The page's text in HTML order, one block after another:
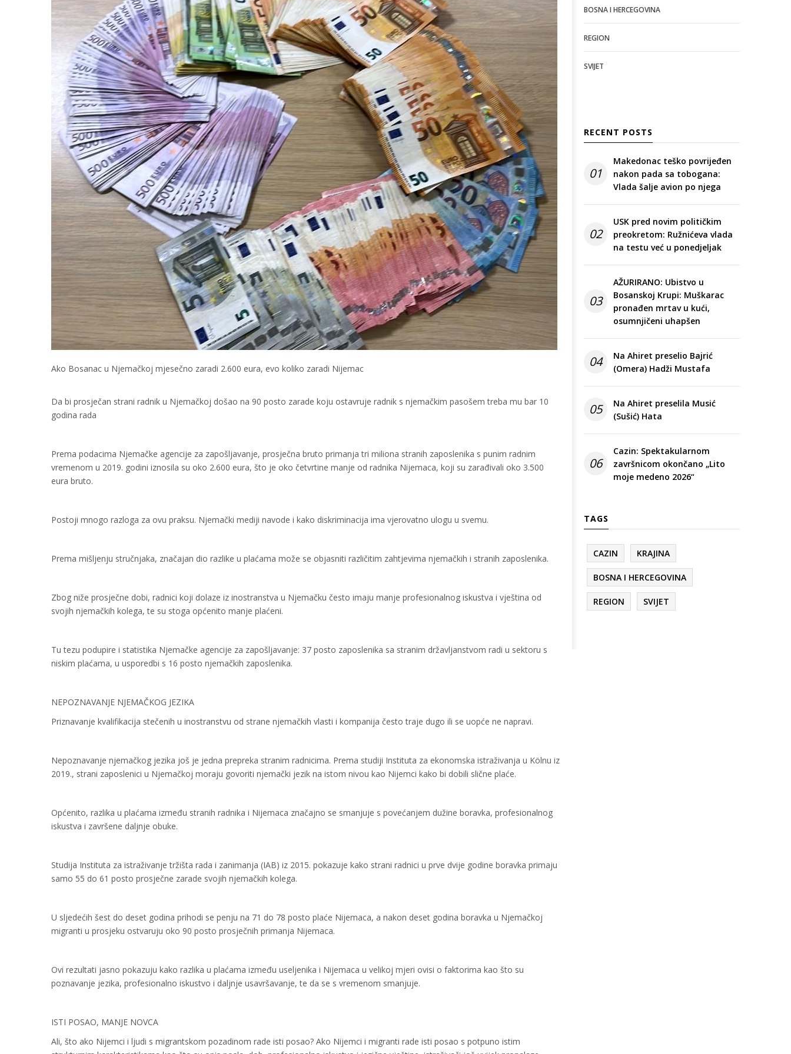
Ako Bosanac u Njemačkoj mjesečno zaradi 2.600 eura, evo koliko zaradi Nijemac
Da bi prosječan strani radnik u Njemačkoj došao na 90 posto zarade koju ostavruje radnik s njemačkim pasošem treba mu bar 10
godina rada
Prema podacima Njemačke agencije za zapošljavanje, prosječna bruto primanja tri miliona stranih zaposlenika s punim radnim
vremenom u 2019. godini iznosila su oko 2.600 eura, što je oko četvrtine manje od radnika Nijemaca, koji su zarađivali oko 3.500
eura bruto.
Postoji mnogo razloga za ovu praksu. Njemački mediji navode i kako diskriminacija ima vjerovatno ulogu u svemu.
Prema mišljenju stručnjaka, značajan dio razlike u plaćama može se objasniti različitim zahtjevima njemačkih i stranih zaposlenika.
Zbog niže prosječne dobi, radnici koji dolaze iz inostranstva u Njemačku često imaju manje profesionalnog iskustva i vještina od
svojih njemačkih kolega, te su stoga općenito manje plaćeni.
Tu tezu podupire i statistika Njemačke agencije za zapošljavanje: 37 posto zaposlenika sa stranim državljanstvom radi u sektoru s
niskim plaćama, u usporedbi s 16 posto njemačkih zaposlenika.
NEPOZNAVANJE NJEMAČKOG JEZIKA
Priznavanje kvalifikacija stečenih u inostranstvu od strane njemačkih vlasti i kompanija često traje dugo ili se uopće ne napravi.
Nepoznavanje njemačkog jezika još je jedna prepreka stranim radnicima. Prema studiji Instituta za ekonomska istraživanja u Kölnu iz
2019., strani zaposlenici u Njemačkoj moraju govoriti njemački jezik na istom nivou kao Nijemci kako bi dobili slične plaće.
Općenito, razlika u plaćama između stranih radnika i Nijemaca značajno se smanjuje s povećanjem dužine boravka, profesionalnog
iskustva i završene daljnje obuke.
Studija Instituta za istraživanje tržišta rada i zanimanja (IAB) iz 2015. pokazuje kako strani radnici u prve dvije godine boravka primaju
samo 55 do 61 posto prosječne zarade svojih njemačkih kolega.
U sljedećih šest do deset godina prihodi se penju na 71 do 78 posto plaće Nijemaca, a nakon deset godina boravka u Njemačkoj
migranti u prosjeku ostvaruju oko 90 posto prosječnih primanja Nijemaca.
Ovi rezultati jasno pokazuju kako razlika u plaćama između useljenika i Nijemaca u velikoj mjeri ovisi o faktorima kao što su
poznavanje jezika, profesionalno iskustvo i daljnje usavršavanje, te da se s vremenom smanjuje.
ISTI POSAO, MANJE NOVCA
Ali, što ako Nijemci i ljudi s migrantskom pozadinom rade isti posao? Ako Nijemci i migranti rade isti posao s potpuno istim
BOSNA I HERCEGOVINA
REGION
SVIJET
RECENT POSTS
01
Makedonac teško povrijeđen
nakon pada sa tobogana:
Vlada šalje avion po njega
02
USK pred novim političkim
preokretom: Ružnićeva vlada
na testu već u ponedjeljak
03
AŽURIRANO: Ubistvo u
Bosanskoj Krupi: Muškarac
pronađen mrtav u kući,
osumnjičeni uhapšen
04
Na Ahiret preselio Bajrić
(Omera) Hadži Mustafa
05
Na Ahiret preselila Musić
(Sušić) Hata
06
Cazin: Spektakularnom
završnicom okončano „Lito
moje medeno 2026“
TAGS
CAZIN KRAJINA
BOSNA I HERCEGOVINA
REGION SVIJET